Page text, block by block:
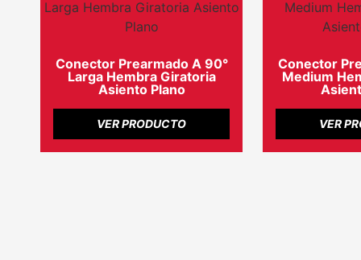
Conector Prearmado A 90°
Larga Hembra Giratoria
Asiento Plano
VER PRODUCTO
Conector
Medium
VER